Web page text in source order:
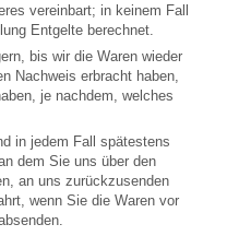
vereinbart; in keinem Fall
Entgelte berechnet.
bis wir die Waren wieder
Nachweis erbracht haben,
je nachdem, welches
in jedem Fall spätestens
dem Sie uns über den
an uns zurückzusenden
wenn Sie die Waren vor